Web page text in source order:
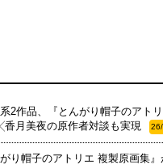
2作品、『とんがり帽子のアト
月美夜の原作者対談も実現
り帽子のアトリエ 複製原画集